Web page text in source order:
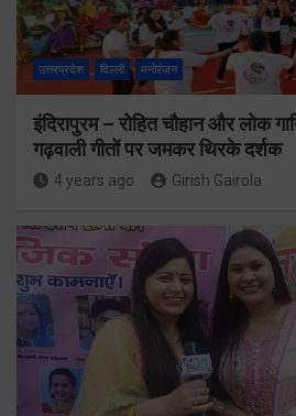
उत्तरप्रदेश दिल्ली मनोरंजन
इंदिरापुरम – रोहित चौहान और लोक
गढ़वाली गीतों पर जमकर थिरके दर्शक
4 years ago Girish Gairola